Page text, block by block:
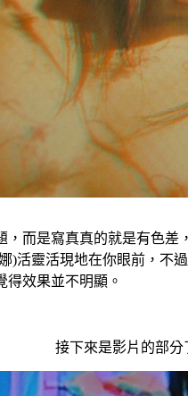
而是寫真真的就是有色差
)活靈活現地在你眼前，不
得效果並不明顯。
接下來是影片的部分